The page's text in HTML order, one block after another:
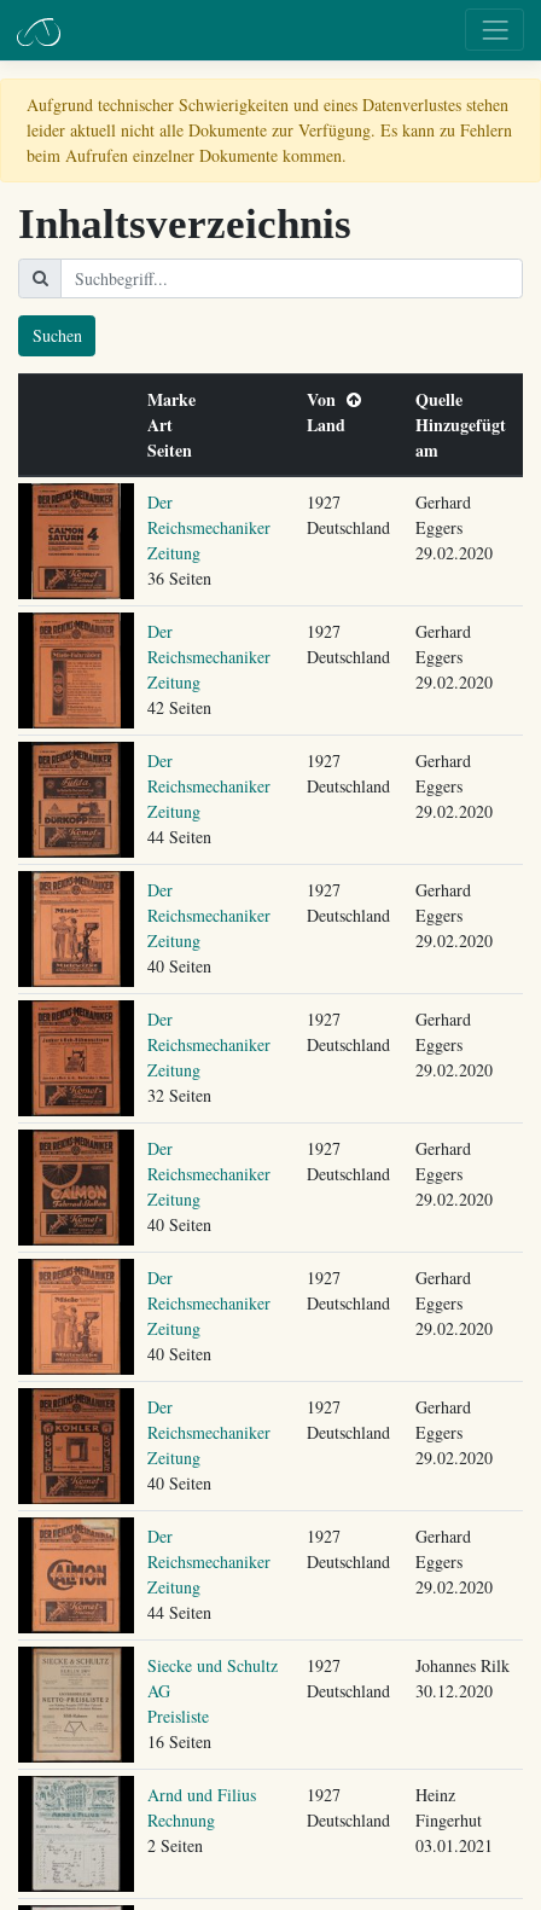
Aufgrund technischer Schwierigkeiten und eines Datenverlustes stehen
leider aktuell nicht alle Dokumente zur Verfügung. Es kann zu Fehlern
beim Aufrufen einzelner Dokumente kommen.
Inhaltsverzeichnis
Suchen
Marke
Art
Seiten
Von
Land
Quelle
Hinzugefügt
am
Der
Reichsmechaniker
Zeitung
36 Seiten
1927
Deutschland
Gerhard
Eggers
29.02.2020
Der
Reichsmechaniker
Zeitung
42 Seiten
1927
Deutschland
Gerhard
Eggers
29.02.2020
Der
Reichsmechaniker
Zeitung
44 Seiten
1927
Deutschland
Gerhard
Eggers
29.02.2020
Der
Reichsmechaniker
Zeitung
40 Seiten
1927
Deutschland
Gerhard
Eggers
29.02.2020
Der
Reichsmechaniker
Zeitung
32 Seiten
1927
Deutschland
Gerhard
Eggers
29.02.2020
Der
Reichsmechaniker
Zeitung
40 Seiten
1927
Deutschland
Gerhard
Eggers
29.02.2020
Der
Reichsmechaniker
Zeitung
40 Seiten
1927
Deutschland
Gerhard
Eggers
29.02.2020
Der
Reichsmechaniker
Zeitung
40 Seiten
1927
Deutschland
Gerhard
Eggers
29.02.2020
Der
Reichsmechaniker
Zeitung
44 Seiten
1927
Deutschland
Gerhard
Eggers
29.02.2020
Siecke und Schultz
AG
Preisliste
16 Seiten
1927
Deutschland
Johannes Rilk
30.12.2020
Arnd und Filius
Rechnung
2 Seiten
1927
Deutschland
Heinz
Fingerhut
03.01.2021